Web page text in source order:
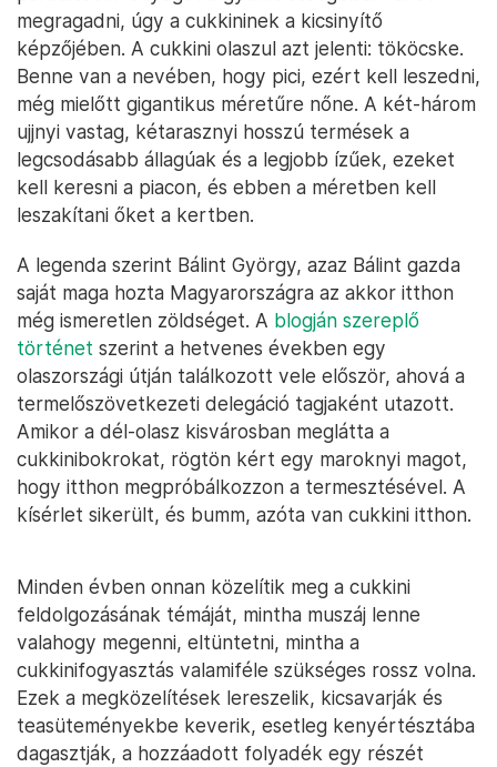
megragadni, úgy a cukkininek a kicsinyítő
képzőjében. A cukkini olaszul azt jelenti: tököcske.
Benne van a nevében, hogy pici, ezért kell leszedni,
még mielőtt gigantikus méretűre nőne. A két-három
ujjnyi vastag, kétarasznyi hosszú termések a
legcsodásabb állagúak és a legjobb ízűek, ezeket
kell keresni a piacon, és ebben a méretben kell
leszakítani őket a kertben.
A legenda szerint Bálint György, azaz Bálint gazda
saját maga hozta Magyarországra az akkor itthon
még ismeretlen zöldséget. A blogján szereplő
történet szerint a hetvenes években egy
olaszországi útján találkozott vele először, ahová a
termelőszövetkezeti delegáció tagjaként utazott.
Amikor a dél-olasz kisvárosban meglátta a
cukkinibokrokat, rögtön kért egy maroknyi magot,
hogy itthon megpróbálkozzon a termesztésével. A
kísérlet sikerült, és bumm, azóta van cukkini itthon.
Minden évben onnan közelítik meg a cukkini
feldolgozásának témáját, mintha muszáj lenne
valahogy megenni, eltüntetni, mintha a
cukkinifogyasztás valamiféle szükséges rossz volna.
Ezek a megközelítések lereszelik, kicsavarják és
teasüteményekbe keverik, esetleg kenyértésztába
dagasztják, a hozzáadott folyadék egy részét